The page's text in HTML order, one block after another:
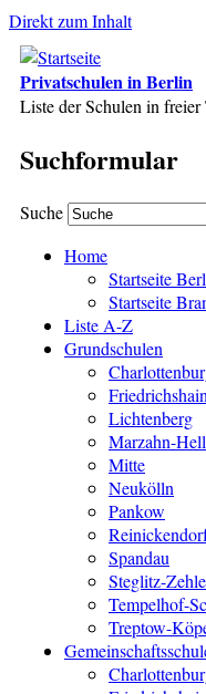
Direkt zum Inhalt
Privatschulen in Berlin
Liste der Schulen in
Suchformular
Suche
Home
Startseite
Startseite
Liste A-Z
Grundschulen
Lichtenberg
Marzahn-
Mitte
Neukölln
Pankow
Spandau
Steglitz-
Tempelhof-
Treptow-